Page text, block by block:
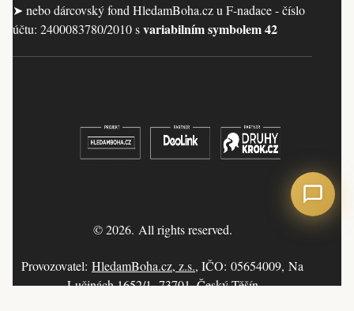
➤ nebo dárcovský fond HledamBoha.cz u F-nadace - číslo
účtu: 2400083780/2010 svariabilním symbolem 42
© 2026. All rights reserved.
Provozovatel:HledamBoha.cz, z.s., IČO: 05654009, Na
Lučinách 1652/1, 73701, Český Těšín